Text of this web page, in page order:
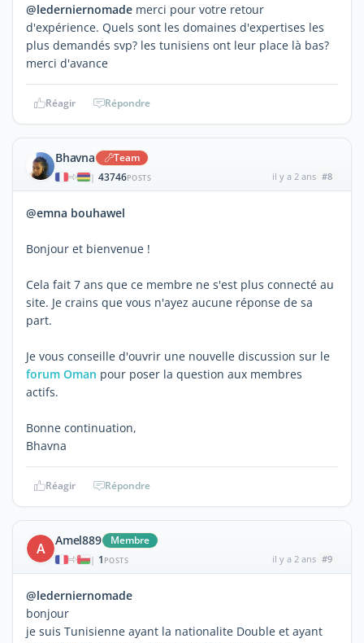
@lederniernomade merci pour votre retour
d'expérience. Quels sont les domaines d'expertises les
plus demandés svp? les tunisiens ont leur place là bas?
merci d'avance
Réagir Répondre
Bhavna Team
| 43746POSTS il y a 2 ans #8
@emna bouhawel
Bonjour et bienvenue !
Cela fait 7 ans que ce membre ne s'est plus connecté au
site. Je crains que vous n'ayez aucune réponse de sa
part.
Je vous conseille d'ouvrir une nouvelle discussion sur le
forum Oman pour poser la question aux membres
actifs.
Bonne continuation,
Bhavna
Réagir Répondre
A Amel889 Membre
| 1 POSTS il y a 2 ans #9
@lederniernomade
bonjour
je suis Tunisienne ayant la nationalite Double et ayant